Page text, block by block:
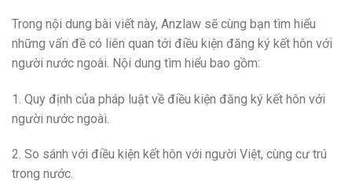
Trong nội dung bài viết này, Anzlaw sẽ cùng bạn tìm hiểu
những vấn đề có liên quan tới điều kiện đăng ký kết hôn với
người nước ngoài. Nội dung tìm hiểu bao gồm:
1. Quy định của pháp luật về điều kiện đăng ký kết hôn với
người nước ngoài.
2. So sánh với điều kiện kết hôn với người Việt, cùng cư trú
trong nước.